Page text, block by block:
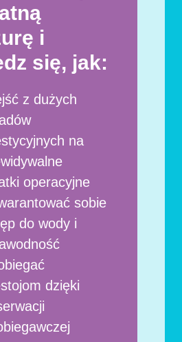
i
się, jak:
z dużych
na
operacyjne
sobie
do wody i
dzięki